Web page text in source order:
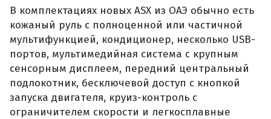
В комплектациях новых ASX из ОАЭ обычно есть
кожаный руль с полноценной или частичной
мультифункцией, кондиционер, несколько USB-
портов, мультимедийная система с крупным
сенсорным дисплеем, передний центральный
подлокотник, бесключевой доступ с кнопкой
запуска двигателя, круиз-контроль с
ограничителем скорости и легкосплавные